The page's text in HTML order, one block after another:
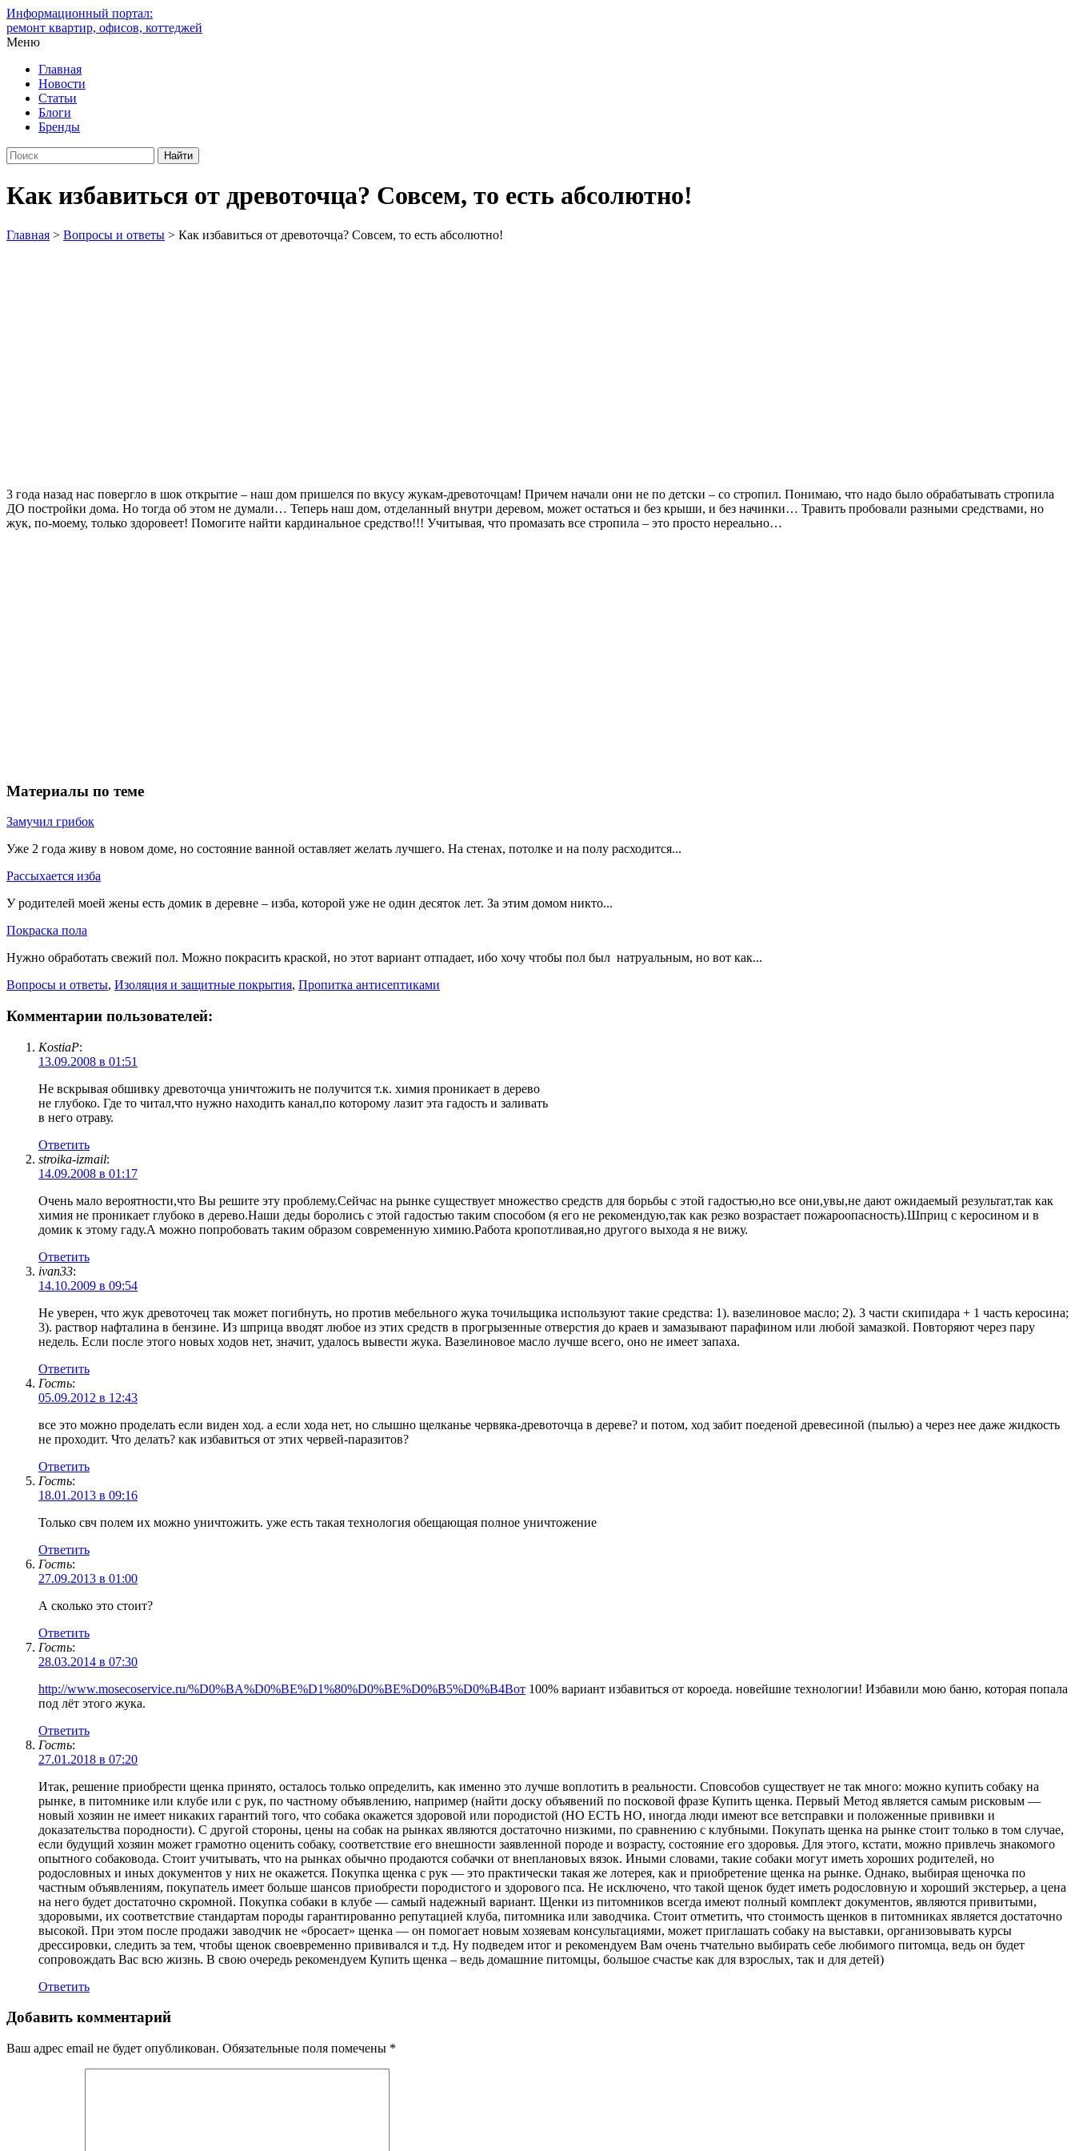
Информационный портал:
ремонт квартир, офисов, коттеджей
Меню
Главная
Новости
Статьи
Блоги
Бренды
Как избавиться от древоточца? Совсем, то есть абсолютно!
Главная > Вопросы и ответы > Как избавиться от древоточца? Совсем, то есть абсолютно!
3 года назад нас повергло в шок открытие – наш дом пришелся по вкусу жукам-древоточцам! Причем начали они не по детски – со стропил. Понимаю, что надо было обрабатывать стропила
ДО постройки дома. Но тогда об этом не думали… Теперь наш дом, отделанный внутри деревом, может остаться и без крыши, и без начинки… Травить пробовали разными средствами, но
жук, по-моему, только здоровеет! Помогите найти кардинальное средство!!! Учитывая, что промазать все стропила – это просто нереально…
Материалы по теме
Замучил грибок
Уже 2 года живу в новом доме, но состояние ванной оставляет желать лучшего. На стенах, потолке и на полу расходится...
Рассыхается изба
У родителей моей жены есть домик в деревне – изба, которой уже не один десяток лет. За этим домом никто...
Покраска пола
Нужно обработать свежий пол. Можно покрасить краской, но этот вариант отпадает, ибо хочу чтобы пол был натруальным, но вот как...
Вопросы и ответы, Изоляция и защитные покрытия, Пропитка антисептиками
Комментарии пользователей:
KostiaP:
13.09.2008 в 01:51
Не вскрывая обшивку древоточца уничтожить не получится т.к. химия проникает в дерево
не глубоко. Где то читал,что нужно находить канал,по которому лазит эта гадость и заливать
в него отраву.
Ответить
stroika-izmail:
14.09.2008 в 01:17
Очень мало вероятности,что Вы решите эту проблему.Сейчас на рынке существует множество средств для борьбы с этой гадостью,но все они,увы,не дают ожидаемый результат,так как
химия не проникает глубоко в дерево.Наши деды боролись с этой гадостью таким способом (я его не рекомендую,так как резко возрастает пожароопасность).Шприц с керосином и в
домик к этому гаду.А можно попробовать таким образом современную химию.Работа кропотливая,но другого выхода я не вижу.
Ответить
ivan33:
14.10.2009 в 09:54
Не уверен, что жук древоточец так может погибнуть, но против мебельного жука точильщика используют такие средства: 1). вазелиновое масло; 2). 3 части скипидара + 1 часть керосина;
3). раствор нафталина в бензине. Из шприца вводят любое из этих средств в прогрызенные отверстия до краев и замазывают парафином или любой замазкой. Повторяют через пару
недель. Если после этого новых ходов нет, значит, удалось вывести жука. Вазелиновое масло лучше всего, оно не имеет запаха.
Ответить
Гость:
05.09.2012 в 12:43
все это можно проделать если виден ход. а если хода нет, но слышно щелканье червяка-древоточца в дереве? и потом, ход забит поеденой древесиной (пылью) а через нее даже жидкость
не проходит. Что делать? как избавиться от этих червей-паразитов?
Ответить
Гость:
18.01.2013 в 09:16
Только свч полем их можно уничтожить. уже есть такая технология обещающая полное уничтожение
Ответить
Гость:
27.09.2013 в 01:00
А сколько это стоит?
Ответить
Гость:
28.03.2014 в 07:30
http://www.mosecoservice.ru/%D0%BA%D0%BE%D1%80%D0%BE%D0%B5%D0%B4Вот 100% вариант избавиться от короеда. новейшие технологии! Избавили мою баню, которая попала
под лёт этого жука.
Ответить
Гость:
27.01.2018 в 07:20
Итак, решение приобрести щенка принято, осталось только определить, как именно это лучше воплотить в реальности. Сповсобов существует не так много: можно купить собаку на
рынке, в питомнике или клубе или с рук, по частному объявлению, например (найти доску объявений по посковой фразе Купить щенка. Первый Метод является самым рисковым —
новый хозяин не имеет никаких гарантий того, что собака окажется здоровой или породистой (НО ЕСТЬ НО, иногда люди имеют все ветсправки и положенные прививки и
доказательства породности). С другой стороны, цены на собак на рынках являются достаточно низкими, по сравнению с клубными. Покупать щенка на рынке стоит только в том случае,
если будущий хозяин может грамотно оценить собаку, соответствие его внешности заявленной породе и возрасту, состояние его здоровья. Для этого, кстати, можно привлечь знакомого
опытного собаковода. Стоит учитывать, что на рынках обычно продаются собачки от внеплановых вязок. Иными словами, такие собаки могут иметь хороших родителей, но
родословных и иных документов у них не окажется. Покупка щенка с рук — это практически такая же лотерея, как и приобретение щенка на рынке. Однако, выбирая щеночка по
частным объявлениям, покупатель имеет больше шансов приобрести породистого и здорового пса. Не исключено, что такой щенок будет иметь родословную и хороший экстерьер, а цена
на него будет достаточно скромной. Покупка собаки в клубе — самый надежный вариант. Щенки из питомников всегда имеют полный комплект документов, являются привитыми,
здоровыми, их соответствие стандартам породы гарантированно репутацией клуба, питомника или заводчика. Стоит отметить, что стоимость щенков в питомниках является достаточно
высокой. При этом после продажи заводчик не «бросает» щенка — он помогает новым хозяевам консультациями, может приглашать собаку на выставки, организовывать курсы
дрессировки, следить за тем, чтобы щенок своевременно прививался и т.д. Ну подведем итог и рекомендуем Вам очень тчательно выбирать себе любимого питомца, ведь он будет
сопровождать Вас всю жизнь. В свою очередь рекомендуем Купить щенка – ведь домашние питомцы, большое счастье как для взрослых, так и для детей)
Ответить
Добавить комментарий
Ваш адрес email не будет опубликован. Обязательные поля помечены *